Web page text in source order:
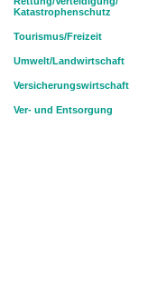
Katastrophenschutz
Tourismus/Freizeit
Umwelt/Landwirtschaft
Versicherungswirtschaft
Ver- und Entsorgung